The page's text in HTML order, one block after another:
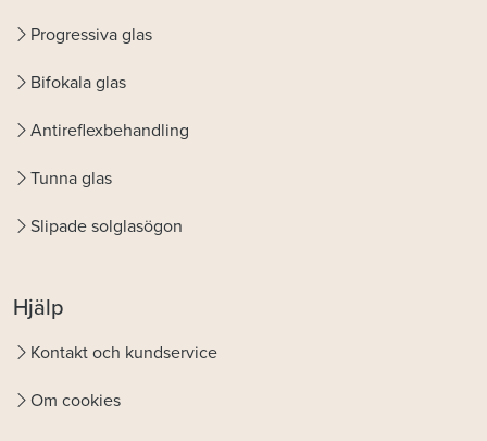
Progressiva glas
Bifokala glas
Antireflexbehandling
Tunna glas
Slipade solglasögon
Hjälp
Kontakt och kundservice
Om cookies